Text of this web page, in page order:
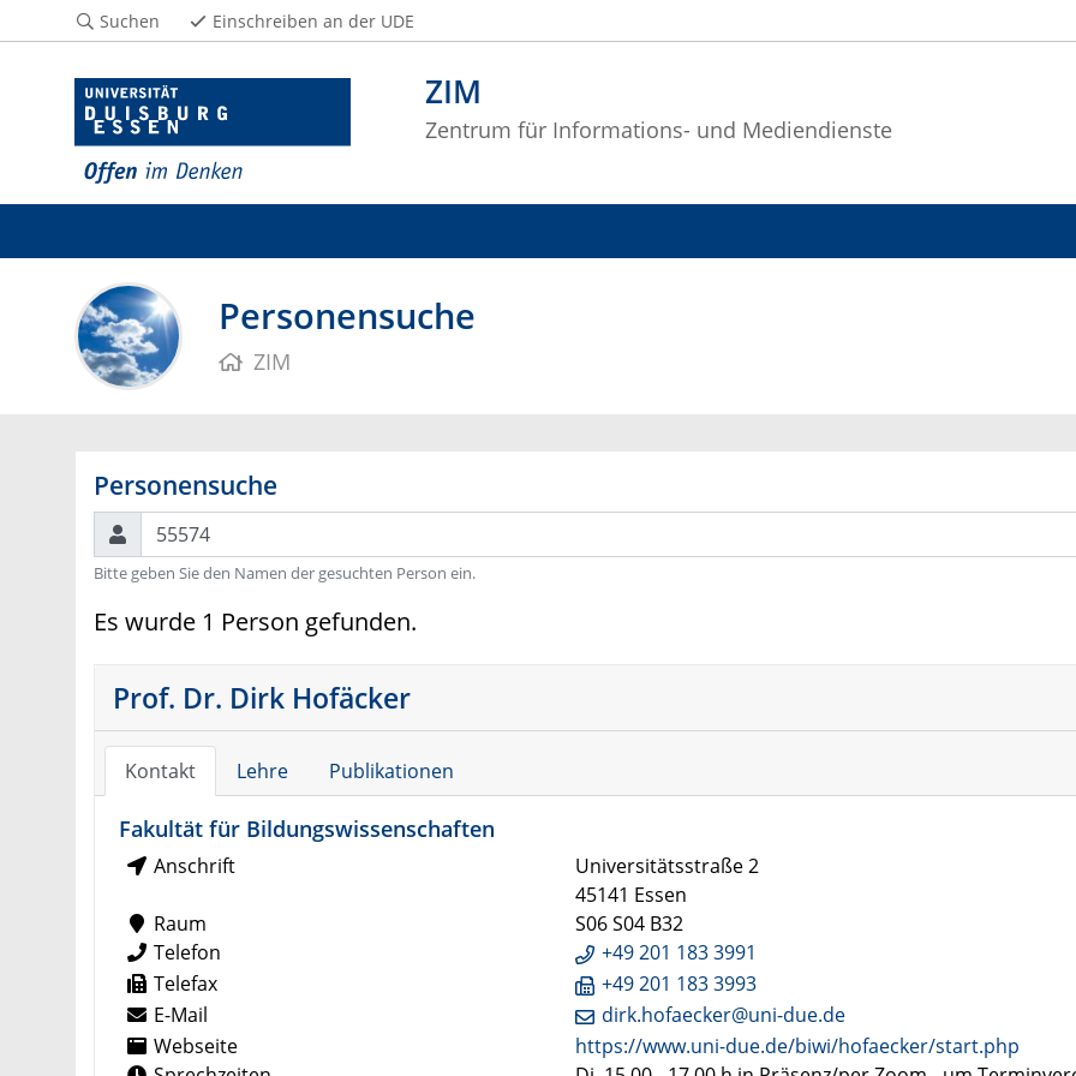
ZIM
Zentrum für Informations- und Mediendienste
Suchen Einschreiben an der UDE
Personensuche
ZIM
Personensuche
Suchen
Bitte geben Sie den Namen der gesuchten Person ein.
Es wurde 1 Person gefunden.
Prof. Dr. Dirk Hofäcker
Kontakt Lehre Publikationen
Fakultät für Bildungswissenschaften
Anschrift
Universitätsstraße 2
45141 Essen
Raum
S06 S04 B32
Telefon
+49 201 183 3991
Telefax
+49 201 183 3993
E-Mail
dirk.hofaecker@uni-due.de
Webseite
https://www.uni-due.de/biwi/hofaecker/start.php